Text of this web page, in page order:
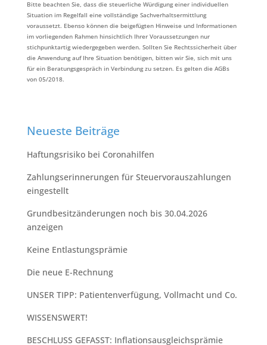
Bitte beachten Sie, dass die steuerliche Würdigung einer individuellen
Situation im Regelfall eine vollständige Sachverhaltsermittlung
voraussetzt. Ebenso können die beigefügten Hinweise und Informationen
im vorliegenden Rahmen hinsichtlich Ihrer Voraussetzungen nur
stichpunktartig wiedergegeben werden. Sollten Sie Rechtssicherheit über
die Anwendung auf Ihre Situation benötigen, bitten wir Sie, sich mit uns
für ein Beratungsgespräch in Verbindung zu setzen. Es gelten die AGBs
von 05/2018.
Neueste Beiträge
Haftungsrisiko bei Coronahilfen
Zahlungserinnerungen für Steuervorauszahlungen
eingestellt
Grundbesitzänderungen noch bis 30.04.2026
anzeigen
Keine Entlastungsprämie
Die neue E-Rechnung
UNSER TIPP:⁠ Patientenverfügung, Vollmacht und Co.⁠
WISSENSWERT!
BESCHLUSS GEFASST: Inflationsausgleichsprämie